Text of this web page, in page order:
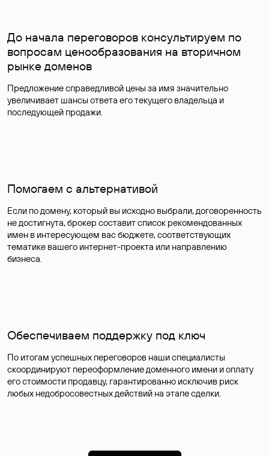
До начала переговоров консультируем по
вопросам ценообразования на вторичном
рынке доменов
Предложение справедливой цены за имя значительно
увеличивает шансы ответа его текущего владельца и
последующей продажи.
Помогаем с альтернативой
Если по домену, который вы исходно выбрали, договоренность
не достигнута, брокер составит список рекомендованных
имен в интересующем вас бюджете, соответствующих
тематике вашего интернет-проекта или направлению
бизнеса.
Обеспечиваем поддержку под ключ
По итогам успешных переговоров наши специалисты
скоординируют переоформление доменного имени и оплату
его стоимости продавцу, гарантированно исключив риск
любых недобросовестных действий на этапе сделки.